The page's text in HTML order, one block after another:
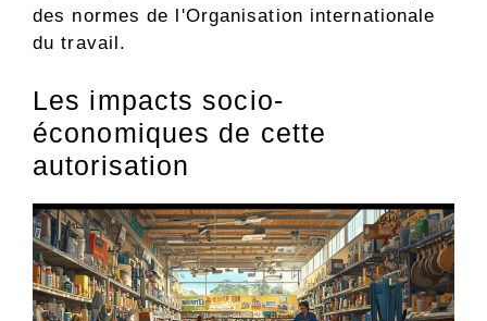
des normes de l'Organisation internationale
du travail.
Les impacts socio-
économiques de cette
autorisation